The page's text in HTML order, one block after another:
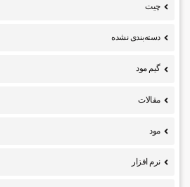
چیت
دسته‌بندی نشده
گیم مود
مقالات
مود
نرم افزار